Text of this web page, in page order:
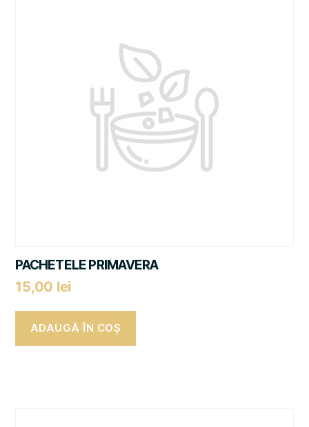
PACHETELE PRIMAVERA
15,00 lei
ADAUGĂ ÎN COȘ